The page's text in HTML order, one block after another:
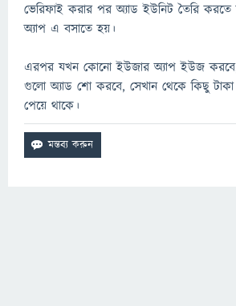
ভেরিফাই করার পর অ্যাড ইউনিট তৈরি
অ্যাপ এ বসাতে হয়।
এরপর যখন কোনো ইউজার অ্যাপ ইউজ
গুলো অ্যাড শো করবে, সেখান থেকে কিছু
পেয়ে থাকে।